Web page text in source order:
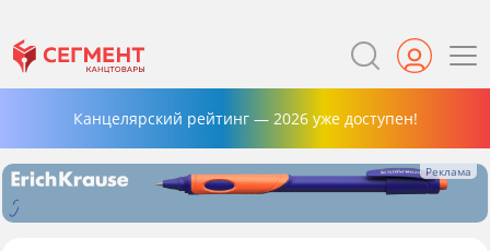
Канцелярский рейтинг — 2026 уже доступен!